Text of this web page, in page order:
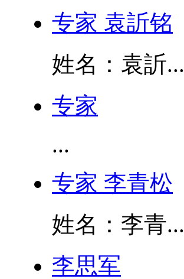
专家 袁訢铭
姓名：袁訢...
专家
...
专家 李青松
姓名：李青...
李思军